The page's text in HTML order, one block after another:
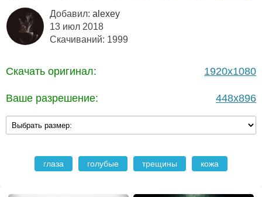
Добавил: alexey
13 июл 2018
Скачиваний: 1999
Скачать оригинал: 1920x1080
Ваше разрешение: 448x896
глаза голубые трещины кожа